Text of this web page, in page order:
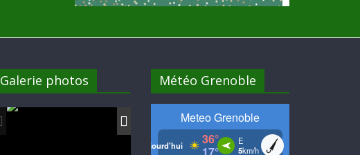
Galerie photos Météo Grenoble